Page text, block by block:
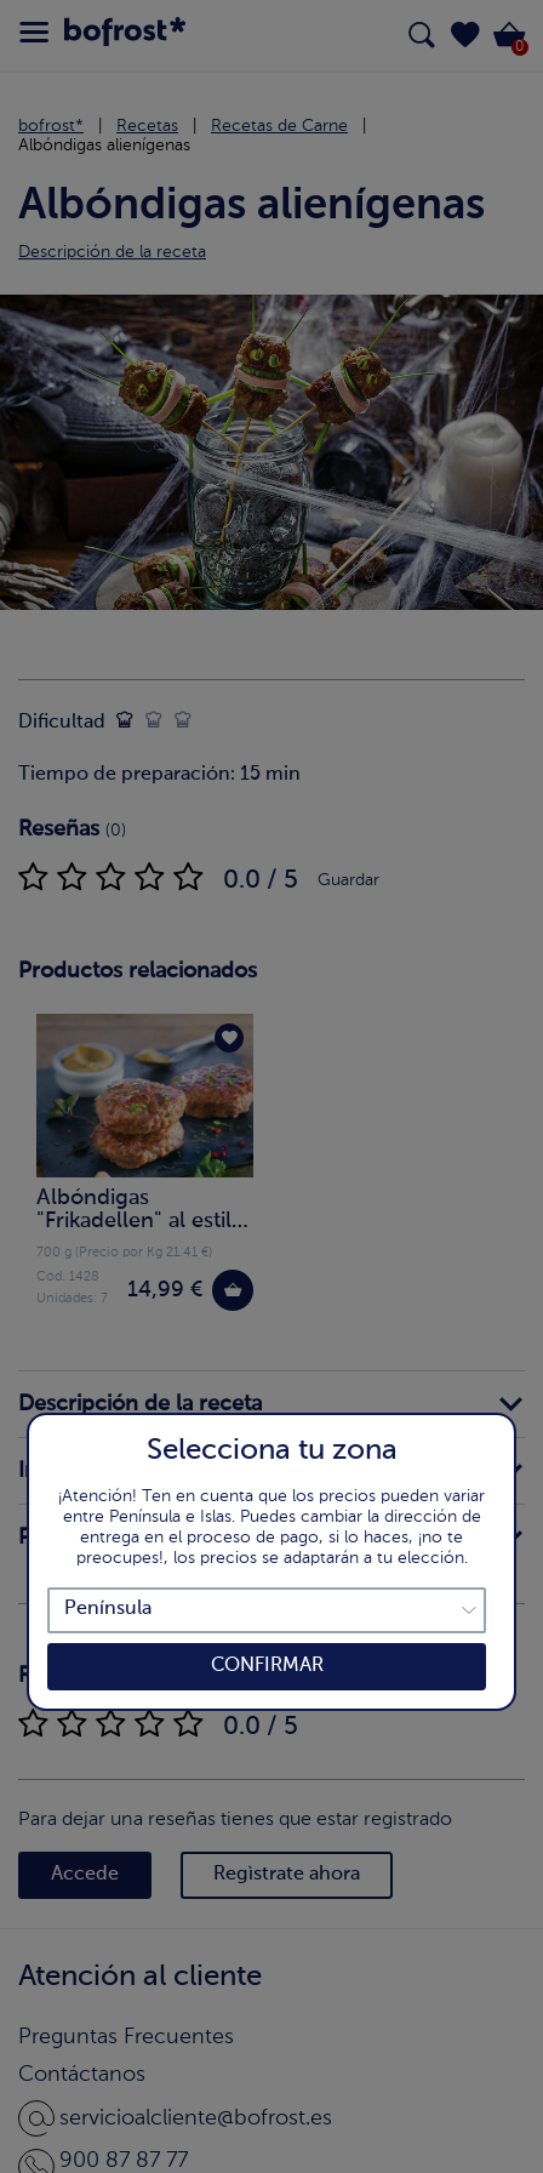
0
bofrost* Recetas
Recetas de Carne
Albóndigas alienígenas
Albóndigas alienígenas
Descripción de la receta
Dificultad
Tiempo de preparación: 15 min
Reseñas (0)
0.0 / 5 Guardar
Productos relacionados
Albóndigas
"Frikadellen" al estilo
casero
700 g (Precio por Kg 21.41 €)
14,99 €
Cód. 1428
Unidades: 7
Descripción de la receta
Ingredientes
Preparación
Reseñas
0.0 / 5
Para dejar una reseñas tienes que estar registrado
Accede Regìstrate ahora
Atención al cliente
Preguntas Frecuentes
Contáctanos
servicioalcliente@bofrost.es
900 87 87 77
Selecciona tu zona
¡Atención! Ten en cuenta que los precios pueden variar
entre Península e Islas. Puedes cambiar la dirección de
entrega en el proceso de pago, si lo haces, ¡no te
preocupes!, los precios se adaptarán a tu elección.
CONFIRMAR